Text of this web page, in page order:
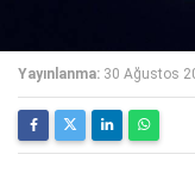
Yayınlanma: 30 Ağustos